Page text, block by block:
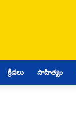
క్రీడలు సాహిత్యం